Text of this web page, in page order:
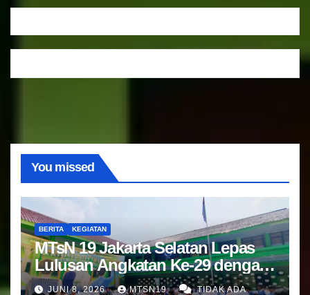
You missed
BERITA KEGIATAN
MTsN 19 Jakarta Selatan Lepas
Lulusan Angkatan Ke-29 dengan
Doa dan Harapan Terbaik
JUNI 8, 2026 MTSN19 TIDAK ADA